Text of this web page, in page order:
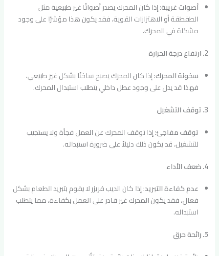
أصوات غريبة: إذا كان المحرك يصدر أصواتًا غير طبيعية مثل
الطقطقة أو الاهتزازات القوية، فقد يكون هذا مؤشرًا على وجود
مشكلة في المحرك.
2. ارتفاع درجة الحرارة
سخونة المحرك: إذا كان المحرك يصبح ساخنًا بشكل غير طبيعي،
فهذا قد يدل على وجود عطل داخلي يتطلب استبدال المحرك.
3. توقف التشغيل
توقف مفاجئ: إذا توقف المحرك عن العمل فجأة ولا يستجيب
للتشغيل، قد يكون ذلك دليلاً على ضرورة استبداله.
4. ضعف الأداء
عدم كفاءة التبريد: إذا كان الديب فريزر لا يقوم بتبريد الطعام بشكل
فعال، فقد يكون المحرك غير قادر على العمل بكفاءة، مما يتطلب
استبداله.
5. رائحة حرق